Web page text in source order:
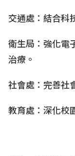
交通處：結合科
衛生局：強化電
治療。
社會處：完善社
教育處：深化校